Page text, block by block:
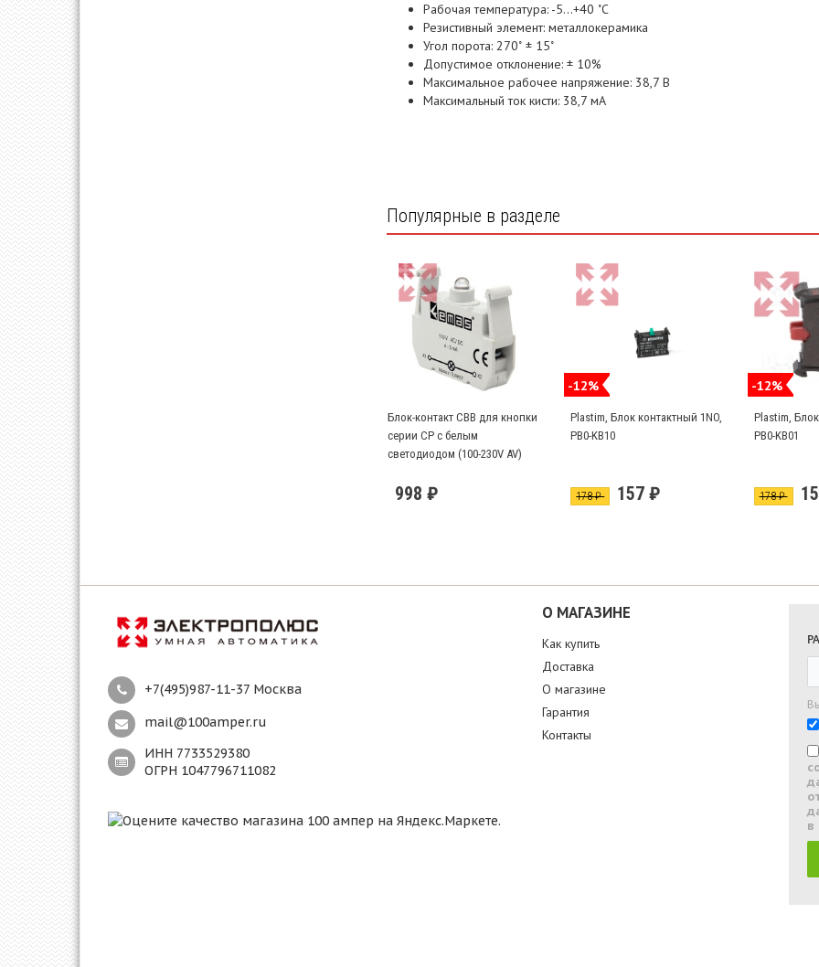
Рабочая температура: -5…+40 ˚С
Резистивный элемент: металлокерамика
Угол порота: 270˚ ± 15˚
Допустимое отклонение: ± 10%
Максимальное рабочее напряжение: 38,7 В
Максимальный ток кисти: 38,7 мА
Популярные в разделе
Блок-контакт CBB для кнопки
серии CP с белым
светодиодом (100-230V AV)
998 ₽
-12%
Plastim, Блок контактный 1NO,
PB0-KB10
178 ₽ 157 ₽
-12%
Plastim,
PB0-KB01
178 ₽
+7(495)987-11-37 Москва
mail@100amper.ru
ИНН 7733529380
ОГРН 1047796711082
О МАГАЗИНЕ
Как купить
Доставка
О магазине
Гарантия
Контакты
в